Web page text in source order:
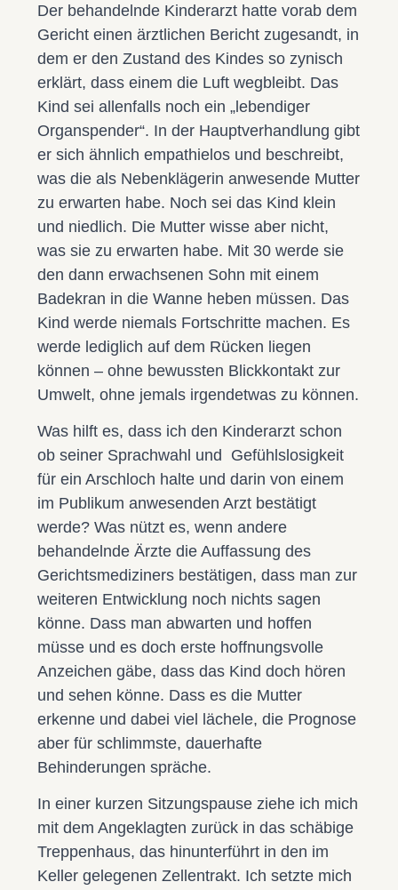
Der behandelnde Kinderarzt hatte vorab dem
Gericht einen ärztlichen Bericht zugesandt, in
dem er den Zustand des Kindes so zynisch
erklärt, dass einem die Luft wegbleibt. Das
Kind sei allenfalls noch ein „lebendiger
Organspender“. In der Hauptverhandlung gibt
er sich ähnlich empathielos und beschreibt,
was die als Nebenklägerin anwesende Mutter
zu erwarten habe. Noch sei das Kind klein
und niedlich. Die Mutter wisse aber nicht,
was sie zu erwarten habe. Mit 30 werde sie
den dann erwachsenen Sohn mit einem
Badekran in die Wanne heben müssen. Das
Kind werde niemals Fortschritte machen. Es
werde lediglich auf dem Rücken liegen
können – ohne bewussten Blickkontakt zur
Umwelt, ohne jemals irgendetwas zu können.
Was hilft es, dass ich den Kinderarzt schon
ob seiner Sprachwahl und Gefühlslosigkeit
für ein Arschloch halte und darin von einem
im Publikum anwesenden Arzt bestätigt
werde? Was nützt es, wenn andere
behandelnde Ärzte die Auffassung des
Gerichtsmediziners bestätigen, dass man zur
weiteren Entwicklung noch nichts sagen
könne. Dass man abwarten und hoffen
müsse und es doch erste hoffnungsvolle
Anzeichen gäbe, dass das Kind doch hören
und sehen könne. Dass es die Mutter
erkenne und dabei viel lächele, die Prognose
aber für schlimmste, dauerhafte
Behinderungen spräche.
In einer kurzen Sitzungspause ziehe ich mich
mit dem Angeklagten zurück in das schäbige
Treppenhaus, das hinunterführt in den im
Keller gelegenen Zellentrakt. Ich setzte mich